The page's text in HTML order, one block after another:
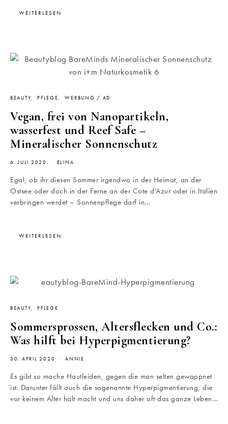
WEITERLESEN
BEAUTY PFLEGE WERBUNG / AD
Vegan, frei von Nanopartikeln,
wasserfest und Reef Safe –
Mineralischer Sonnenschutz
6. JULI 2020 ELINA
Egal, ob ihr diesen Sommer irgendwo in der Heimat, an der
Ostsee oder doch in der Ferne an der Cote d’Azur oder in Italien
verbringen werdet – Sonnenpflege darf in…
WEITERLESEN
BEAUTY PFLEGE
Sommersprossen, Altersflecken und Co.:
Was hilft bei Hyperpigmentierung?
30. APRIL 2020 ANNIE
Es gibt so mache Hautleiden, gegen die man selten gewappnet
ist. Darunter fällt auch die sogenannte Hyperpigmentierung, die
vor keinem Alter halt macht und uns daher oft das ganze Leben…